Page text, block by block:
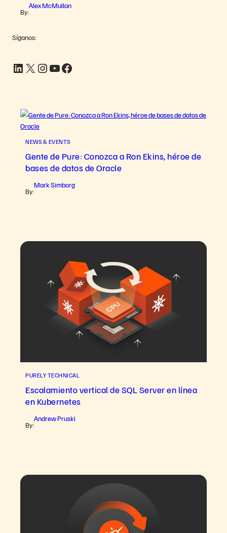
By:
Alex McMullan
Síganos:
LinkedIn X Instagram YouTube Facebook
NEWS & EVENTS
Gente de Pure: Conozca a Ron Ekins, héroe de
bases de datos de Oracle
By:
Mark Simborg
PURELY TECHNICAL
Escalamiento vertical de SQL Server en línea
en Kubernetes
By:
Andrew Pruski